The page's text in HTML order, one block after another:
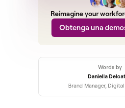
Reimagine your
Obtenga una
Words by
Daniella
Brand Manager,